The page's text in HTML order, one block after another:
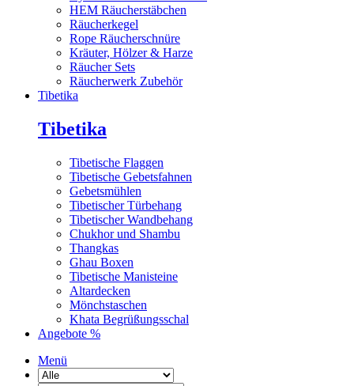
HEM Räucherstäbchen
Räucherkegel
Rope Räucherschnüre
Kräuter, Hölzer & Harze
Räucher Sets
Räucherwerk Zubehör
Tibetika
Tibetika
Tibetische Flaggen
Tibetische Gebetsfahnen
Gebetsmühlen
Tibetischer Türbehang
Tibetischer Wandbehang
Chukhor und Shambu
Thangkas
Ghau Boxen
Tibetische Manisteine
Altardecken
Mönchstaschen
Khata Begrüßungsschal
Angebote %
Menü